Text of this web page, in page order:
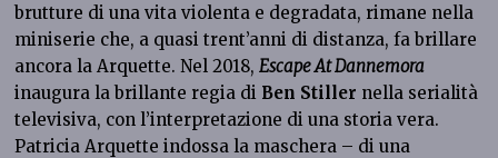
brutture di una vita violenta e degradata, rimane nella
miniserie che, a quasi trent’anni di distanza, fa brillare
ancora la Arquette. Nel 2018,Escape At Dannemora
inaugura la brillante regia di Ben Stiller nella serialità
televisiva, con l’interpretazione di una storia vera.
Patricia Arquette indossa la maschera – di una